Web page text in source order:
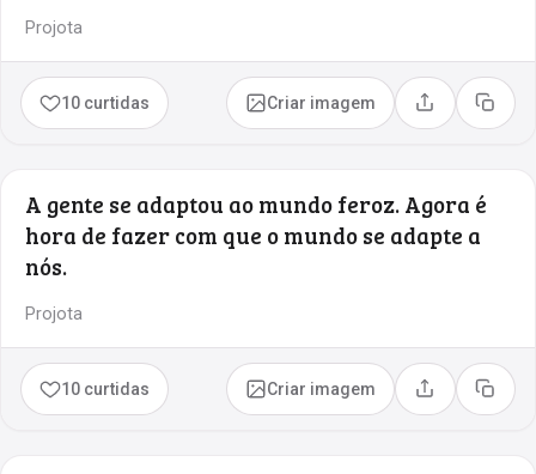
Projota
10 curtidas Criar imagem Compartilhar
Copiar
A gente se adaptou ao mundo feroz. Agora é
hora de fazer com que o mundo se adapte a
nós.
Projota
10 curtidas Criar imagem Compartilhar
Copiar